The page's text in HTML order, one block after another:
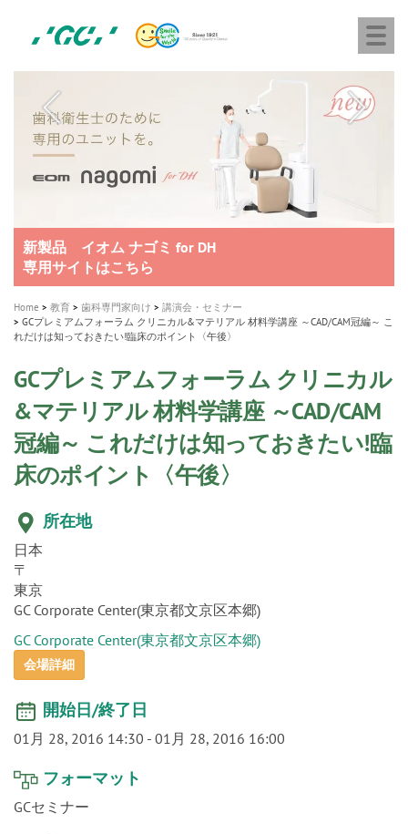
ー
シ
ー
A healthy smile greatly contributes to your quality of life
新発売 エバーエックス フロー
製品の詳細情報はこちら
「セラスマート テクノロジーブック」公開
「イニシャル LiSi（リジ）ブロック テクノロジーブッ
ク」公開
歯を内部まで白くする
医療ホワイトニング ティオン®
新製品 イオム ナゴミ for DH
専用サイトはこちら
新製品バキュクレーブ 118 / 318 Prime
製品の詳細情報はこちら
インプラント Aadva®
ショートインプラント新発売
GCグループ企業
Home 教育 歯科専門家向け
講演会・セミナー
GCプレミアムフォーラム クリニカル&マテリアル 材料学講座 ～CAD/CAM冠編～ こ
れだけは知っておきたい!臨床のポイント〈午後〉
GCプレミアムフォーラム クリニカル
&マテリアル 材料学講座 ～CAD/CAM
冠編～ これだけは知っておきたい!臨
床のポイント〈午後〉
所在地
日本
〒
東京
GC Corporate Center(東京都文京区本郷)
GC Corporate Center(東京都文京区本郷)
会場詳細
開始日/終了日
01月 28, 2016 14:30 - 01月 28, 2016 16:00
フォーマット
GCセミナー